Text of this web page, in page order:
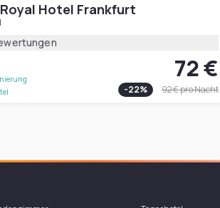
Hotel Frankfurt
72 €
-22% 92 €pro Nacht